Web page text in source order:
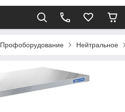
Профоборудование Нейтральное